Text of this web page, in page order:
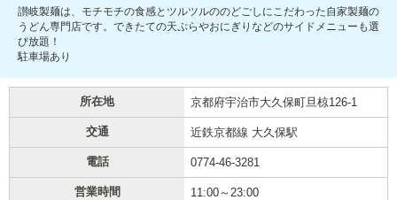
讃岐製麺は、モチモチの食感とツルツルののどごしにこだわった自家製麺の
うどん専門店です。できたての天ぷらやおにぎりなどのサイドメニューも選
び放題！
駐車場あり
所在地 京都府宇治市大久保町旦椋126-1
交通 近鉄京都線 大久保駅
電話 0774-46-3281
営業時間 11:00～23:00